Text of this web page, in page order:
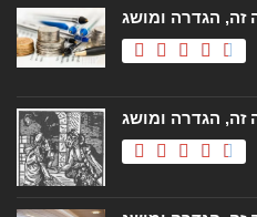
זה, הגדרה ומושג
הגדרה ומושג